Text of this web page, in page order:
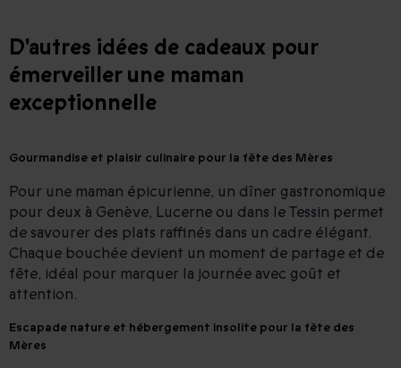
D'autres idées de cadeaux pour
émerveiller une maman
exceptionnelle
Gourmandise et plaisir culinaire pour la fête des Mères
Pour une maman épicurienne, un dîner gastronomique
pour deux à Genève, Lucerne ou dans le Tessin permet
de savourer des plats raffinés dans un cadre élégant.
Chaque bouchée devient un moment de partage et de
fête, idéal pour marquer la journée avec goût et
attention.
Escapade nature et hébergement insolite pour la fête des
Mères